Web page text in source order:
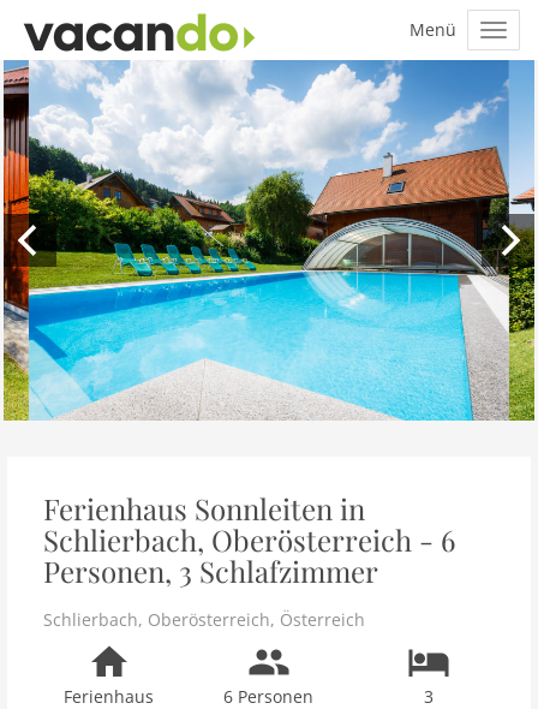
Ferienhaus Sonnleiten in
Schlierbach, Oberösterreich - 6
Personen, 3 Schlafzimmer
Schlierbach, Oberösterreich, Österreich
Ferienhaus 6 Personen
3